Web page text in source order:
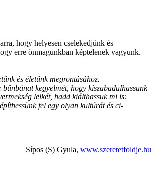
hogy helyesen cselekedjünk és
erre önmagunkban képtelenek vagyunk.
és életünk megrontásához.
kegyelmét, hogy kiszabadulhassunk
lelkét, hadd kiálthassuk mi is:
fel egy olyan kultúrát és ci-
Sípos (S) Gyula, www.szeretetfoldje.hu